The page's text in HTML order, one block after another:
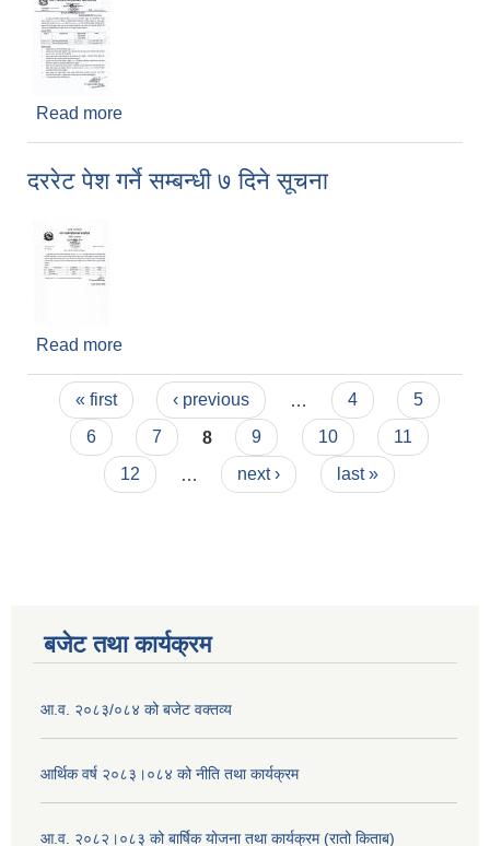
Read more
दररेट पेश गर्ने सम्बन्धी ७ दिने सूचना
Read more
Pages
« first ‹ previous 4
5
6
7 8 9 10
11
12
next › last »
बजेट तथा कार्यक्रम
आ.व. २०८३/०८४ को बजेट वक्तव्य
आर्थिक वर्ष २०८३।०८४ को नीति तथा कार्यक्रम
आ.व. २०८२।०८३ को बार्षिक योजना तथा कार्यक्रम (रातो किताब)